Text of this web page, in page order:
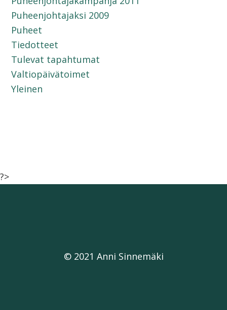
Puheenjohtajaksi 2009
Puheet
Tiedotteet
Tulevat tapahtumat
Valtiopäivätoimet
Yleinen
?>
© 2021 Anni Sinnemäki